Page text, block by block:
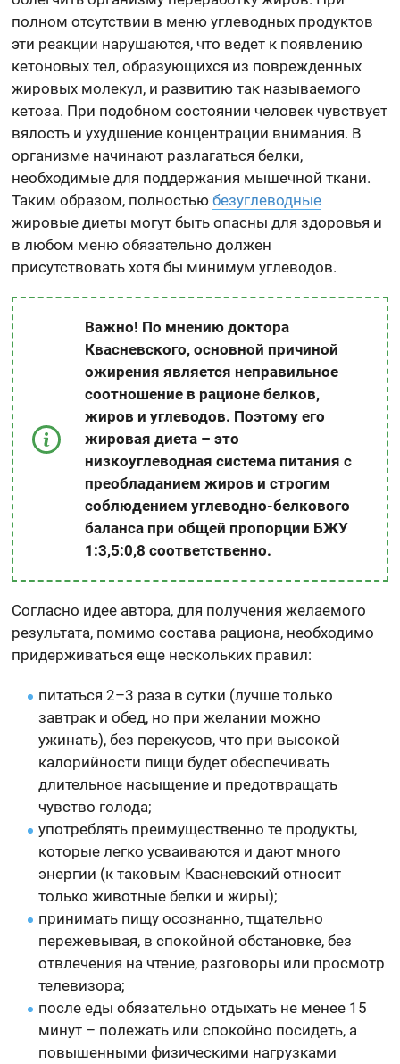
полном отсутствии в меню углеводных продуктов
эти реакции нарушаются, что ведет к появлению
кетоновых тел, образующихся из поврежденных
жировых молекул, и развитию так называемого
кетоза. При подобном состоянии человек чувствует
вялость и ухудшение концентрации внимания. В
организме начинают разлагаться белки,
необходимые для поддержания мышечной ткани.
Таким образом, полностьюбезуглеводные
жировые диеты могут быть опасны для здоровья и
в любом меню обязательно должен
присутствовать хотя бы минимум углеводов.
Важно! По мнению доктора
Квасневского, основной причиной
ожирения является неправильное
соотношение в рационе белков,
жиров и углеводов. Поэтому его
жировая диета – это
низкоуглеводная система питания с
преобладанием жиров и строгим
соблюдением углеводно-белкового
баланса при общей пропорции БЖУ
1:3,5:0,8 соответственно.
Согласно идее автора, для получения желаемого
результата, помимо состава рациона, необходимо
придерживаться еще нескольких правил:
питаться 2–3 раза в сутки (лучше только
завтрак и обед, но при желании можно
ужинать), без перекусов, что при высокой
калорийности пищи будет обеспечивать
длительное насыщение и предотвращать
чувство голода;
употреблять преимущественно те продукты,
которые легко усваиваются и дают много
энергии (к таковым Квасневский относит
только животные белки и жиры);
принимать пищу осознанно, тщательно
пережевывая, в спокойной обстановке, без
отвлечения на чтение, разговоры или просмотр
телевизора;
после еды обязательно отдыхать не менее 15
минут – полежать или спокойно посидеть, а
повышенными физическими нагрузками